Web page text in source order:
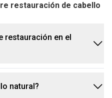
restauración de cabello
restauración en el
natural?